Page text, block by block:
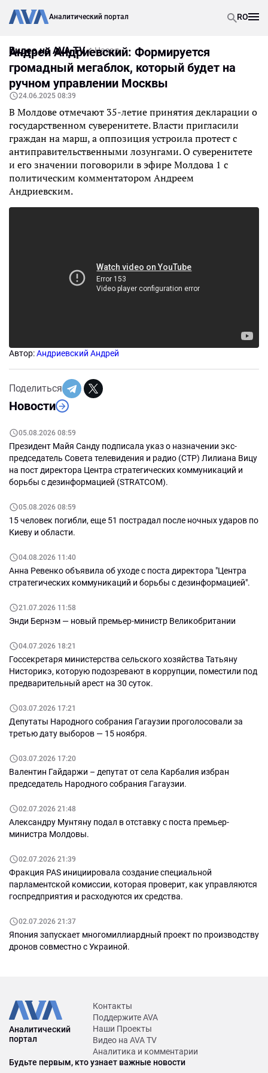
Аналитический портал RO
Видео на AVA TV Назад
Новости
05.08.2026 08:59
Президент Майя Санду подписала указ о назначении экс-
председатель Совета телевидения и радио (СТР) Лилиана Вицу
на пост директора Центра стратегических коммуникаций и
борьбы с дезинформацией (STRATCOM).
05.08.2026 08:59
15 человек погибли, еще 51 пострадал после ночных ударов по
Киеву и области.
04.08.2026 11:40
Анна Ревенко объявила об уходе с поста директора "Центра
стратегических коммуникаций и борьбы с дезинформацией".
21.07.2026 11:58
Энди Бернэм — новый премьер-министр Великобритании
04.07.2026 18:21
Госсекретаря министерства сельского хозяйства Татьяну
Нисторикэ, которую подозревают в коррупции, поместили под
предварительный арест на 30 суток.
03.07.2026 17:21
Депутаты Народного собрания Гагаузии проголосовали за
третью дату выборов — 15 ноября.
03.07.2026 17:20
Валентин Гайдаржи – депутат от села Карбалия избран
председатель Народного собрания Гагаузии.
02.07.2026 21:48
Александру Мунтяну подал в отставку с поста премьер-
министра Молдовы.
02.07.2026 21:39
Фракция PAS инициировала создание специальной
парламентской комиссии, которая проверит, как управляются
госпредприятия и расходуются их средства.
02.07.2026 21:37
Япония запускает многомиллиардный проект по производству
дронов совместно с Украиной.
Андрей Андриевский: Формируется
громадный мегаблок, который будет на
ручном управлении Москвы
24.06.2025 08:39
В Молдове отмечают 35-летие принятия декларации о
государственном суверенитете. Власти пригласили
граждан на марш, а оппозиция устроила протест с
антиправительственными лозунгами. О суверенитете
и его значении поговорили в эфире Молдова 1 с
политическим комментатором Андреем
Андриевским.
Автор:Андриевский Андрей
Поделиться
Аналитический
портал
Контакты
Поддержите AVA
Наши Проекты
Видео на AVA TV
Аналитика и комментарии
Будьте первым, кто узнает важные новости